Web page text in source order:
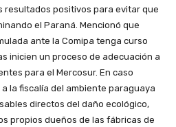
resultados positivos para evitar que
el Paraná. Mencionó que
ante la Comipa tenga curso
inicien un proceso de adecuación a
para el Mercosur. En caso
la fiscalía del ambiente paraguaya
directos del daño ecológico,
propios dueños de las fábricas de